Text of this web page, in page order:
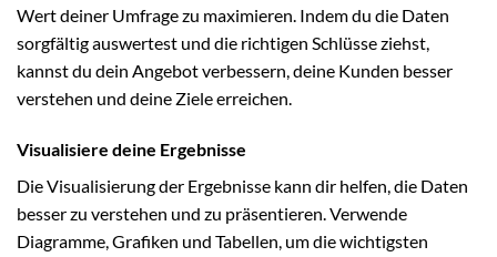
Wert deiner Umfrage zu maximieren. Indem du die Daten
sorgfältig auswertest und die richtigen Schlüsse ziehst,
kannst du dein Angebot verbessern, deine Kunden besser
verstehen und deine Ziele erreichen.
Visualisiere deine Ergebnisse
Die Visualisierung der Ergebnisse kann dir helfen, die Daten
besser zu verstehen und zu präsentieren. Verwende
Diagramme, Grafiken und Tabellen, um die wichtigsten